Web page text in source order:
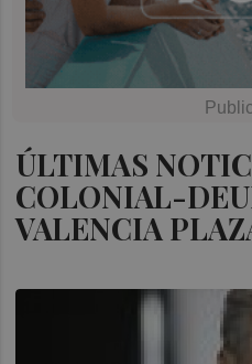
ÚLTIMAS
COLONIAL-
VALENCIA